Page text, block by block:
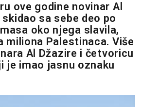
ove godine novinar Al
sa sebe deo po
oko njega slavila,
miliona Palestinaca. Više
Al Džazire i četvoricu
je imao jasnu oznaku